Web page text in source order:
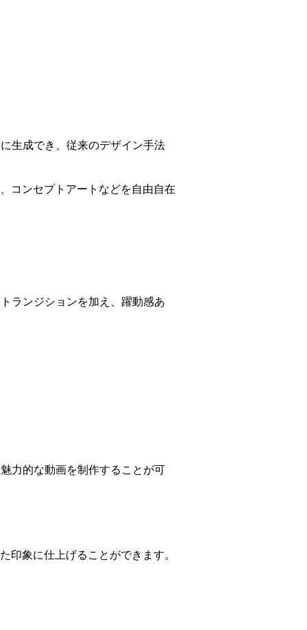
生成でき、従来のデザイン手法
コンセプトアートなどを自由自在
ランジションを加え、躍動感あ
力的な動画を制作することが可
印象に仕上げることができます。